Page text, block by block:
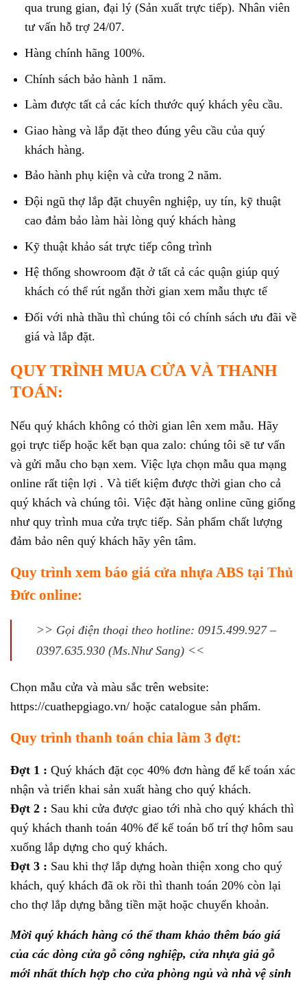
qua trung gian, đại lý (Sản xuất trực tiếp). Nhân viên
tư vấn hỗ trợ 24/07.
Hàng chính hãng 100%.
Chính sách bảo hành 1 năm.
Làm được tất cả các kích thước quý khách yêu cầu.
Giao hàng và lắp đặt theo đúng yêu cầu của quý
khách hàng.
Bảo hành phụ kiện và cửa trong 2 năm.
Đội ngũ thợ lắp đặt chuyên nghiệp, uy tín, kỹ thuật
cao đảm bảo làm hài lòng quý khách hàng
Kỹ thuật khảo sát trực tiếp công trình
Hệ thống showroom đặt ở tất cả các quận giúp quý
khách có thể rút ngắn thời gian xem mẫu thực tế
Đối với nhà thầu thì chúng tôi có chính sách ưu đãi về
giá và lắp đặt.
QUY TRÌNH MUA CỬA VÀ THANH
TOÁN:
Nếu quý khách không có thời gian lên xem mẫu. Hãy
gọi trực tiếp hoặc kết bạn qua zalo: chúng tôi sẽ tư vấn
và gửi mẫu cho bạn xem. Việc lựa chọn mẫu qua mạng
online rất tiện lợi . Và tiết kiệm được thời gian cho cả
quý khách và chúng tôi. Việc đặt hàng online cũng giống
như quy trình mua cửa trực tiếp. Sản phẩm chất lượng
đảm bảo nên quý khách hãy yên tâm.
Quy trình xem báo giá cửa nhựa ABS tại Thủ
Đức online:
>> Gọi điện thoại theo hotline: 0915.499.927 –
0397.635.930 (Ms.Như Sang) <<
Chọn mẫu cửa và màu sắc trên website:
https://cuathepgiago.vn/ hoặc catalogue sản phẩm.
Quy trình thanh toán chia làm 3 đợt:
Đợt 1 : Quý khách đặt cọc 40% đơn hàng để kế toán xác
nhận và triển khai sản xuất hàng cho quý khách.
Đợt 2 : Sau khi cửa được giao tới nhà cho quý khách thì
quý khách thanh toán 40% để kế toán bố trí thợ hôm sau
xuống lắp dựng cho quý khách.
Đợt 3 : Sau khi thợ lắp dựng hoàn thiện xong cho quý
khách, quý khách đã ok rồi thì thanh toán 20% còn lại
cho thợ lắp dựng bằng tiền mặt hoặc chuyển khoản.
Mời quý khách hàng có thể tham khảo thêm báo giá
của các dòng cửa gỗ công nghiệp, cửa nhựa giả gỗ
mới nhất thích hợp cho cửa phòng ngủ và nhà vệ sinh